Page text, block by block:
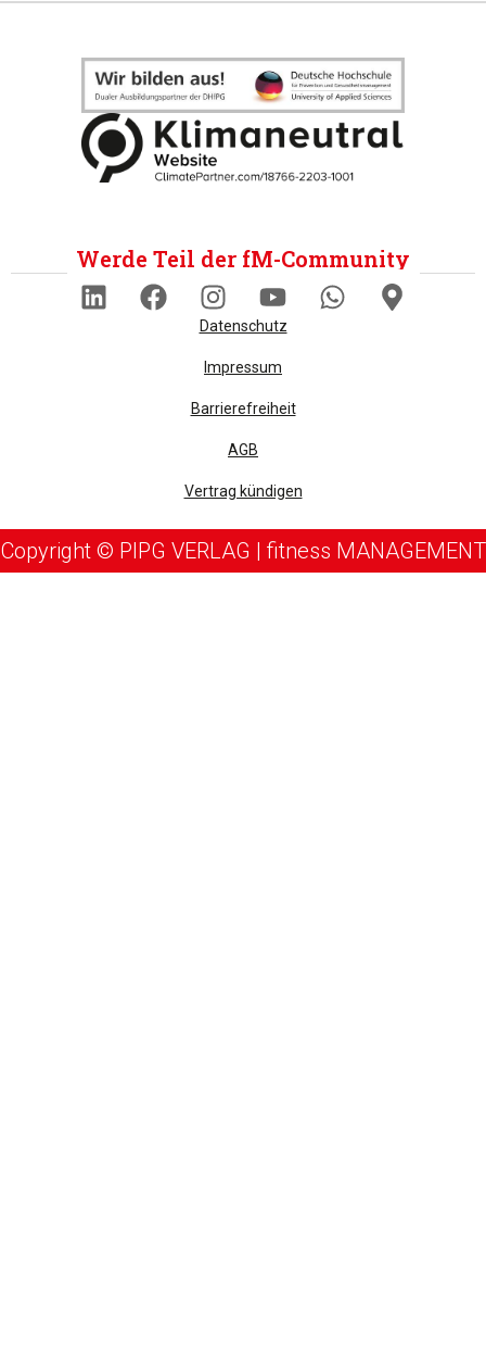
Werde Teil der fM-Community
Datenschutz
Impressum
Barrierefreiheit
AGB
Vertrag kündigen
Copyright © PIPG VERLAG | fitness MANAGEMENT